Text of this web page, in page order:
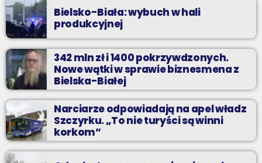
Bielsko-Biała: wybuch w hali
produkcyjnej
342 mln zł i 1400 pokrzywdzonych.
Nowe wątki w sprawie biznesmena z
Bielska-Białej
Narciarze odpowiadają na apel władz
Szczyrku. „To nie turyści są winni
korkom”